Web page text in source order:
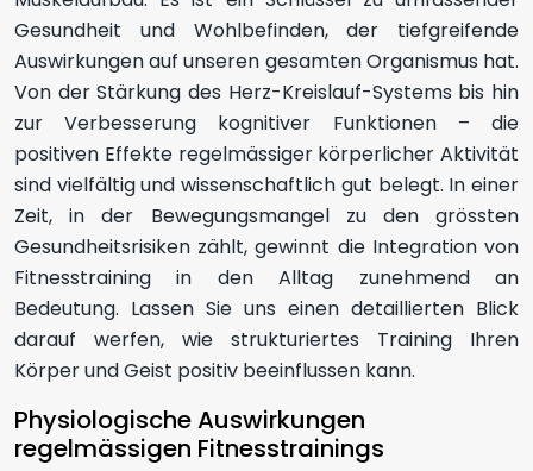
Gesundheit und Wohlbefinden, der tiefgreifende
Auswirkungen auf unseren gesamten Organismus hat.
Von der Stärkung des Herz-Kreislauf-Systems bis hin
zur Verbesserung kognitiver Funktionen – die
positiven Effekte regelmässiger körperlicher Aktivität
sind vielfältig und wissenschaftlich gut belegt. In einer
Zeit, in der Bewegungsmangel zu den grössten
Gesundheitsrisiken zählt, gewinnt die Integration von
Fitnesstraining in den Alltag zunehmend an
Bedeutung. Lassen Sie uns einen detaillierten Blick
darauf werfen, wie strukturiertes Training Ihren
Körper und Geist positiv beeinflussen kann.
Physiologische Auswirkungen
regelmässigen Fitnesstrainings